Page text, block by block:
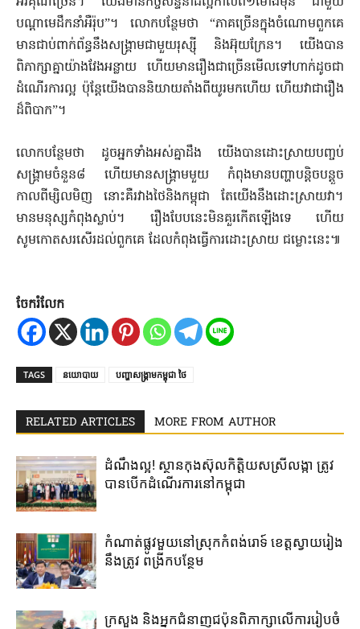
បណ្ដាមេដឹកនាំអឺរ៉ុប”។ លោកបន្ថែមថា “ភាគច្រើនក្នុងចំណោមពួកគេ
មានជាប់ពាក់ព័ន្ធនឹងសង្រ្គាមជាមួយរុស្ស៊ី និងអ៊ុយក្រែន។ យើងបាន
ពិភាក្សាគ្នាយ៉ាងវែងអន្លាយ ហើយមានរឿងជាច្រើនមើលទៅហាក់ដូចជា
ដំណើរការល្អ ប៉ុន្តែយើងបាននិយាយតាំងពីយូរមកហើយ ហើយវាជារឿង
ដ៏ពិបាក”។
លោកបន្ថែមថា ដូចអ្នកទាំងអស់គ្នាដឹង យើងបានដោះស្រាយបញ្ចប់
សង្រ្គាមចំនួន៨ ហើយមានសង្រ្គាមមួយ កំពុងមានបញ្ហាបន្តិចបន្តួច
កាលពីម្សិលមិញ នោះគឺរវាងថៃនិងកម្ពុជា តែយើងនឹងដោះស្រាយវា។
មានមនុស្សកំពុងស្លាប់។ រឿងបែបនេះមិនគួរកើតឡើងទេ ហើយ
សូមកោតសរសើរដល់ពួកគេ ដែលកំពុងធ្វើការដោះស្រាយ ជម្លោះនេះ៕
ចែករំលែក
TAGS នយោបាយ បញ្ហាសង្រ្គាមកម្ពុជា ថៃ
RELATED ARTICLES MORE FROM AUTHOR
ដំណឹងល្អ! ស្ថាន​កុងស៊ុល​កិត្តិយស​ស្រីលង្កា​ ត្រូវ​
បាន​បើក​ដំណើរការ​នៅ​កម្ពុជា​
កំណាត់ផ្លូវមួយនៅស្រុកកំពង់រោទ៍ ខេត្តស្វាយរៀង
នឹងត្រូវ ពង្រីកបន្ថែម
ក្រសួង និងអ្នកជំនាញជប៉ុន​ពិភាក្សា​លើ​ការ​រៀប​ចំ​